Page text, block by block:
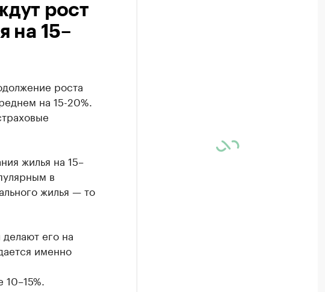
рост
на 15–
роста
на 15-20%.
жилья на 15–
в
жилья — то
его на
именно